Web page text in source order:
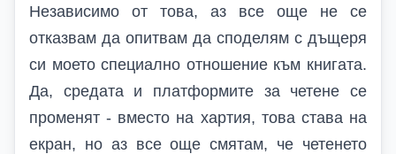
Независимо от това, аз все още не се
отказвам да опитвам да споделям с дъщеря
си моето специално отношение към книгата.
Да, средата и платформите за четене се
променят - вместо на хартия, това става на
екран, но аз все още смятам, че четенето